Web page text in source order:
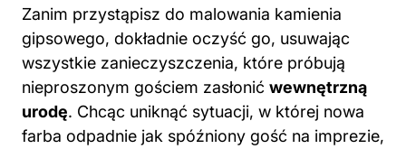
Zanim przystąpisz do malowania kamienia
gipsowego, dokładnie oczyść go, usuwając
wszystkie zanieczyszczenia, które próbują
nieproszonym gościem zasłonić wewnętrzną
urodę. Chcąc uniknąć sytuacji, w której nowa
farba odpadnie jak spóźniony gość na imprezie,